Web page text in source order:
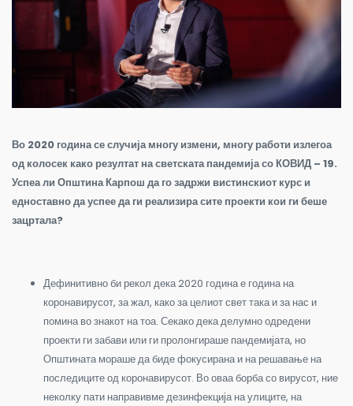
Во 2020 година се случија многу измени, многу работи излегоа
од колосек како резултат на светската пандемија со КОВИД – 19.
Успеа ли Општина Карпош да го задржи вистинскиот курс и
едноставно да успее да ги реализира сите проекти кои ги беше
зацртала?
Дефинитивно би рекол дека 2020 година е година на
коронавирусот, за жал, како за целиот свет така и за нас и
помина во знакот на тоа. Секако дека делумно одредени
проекти ги забави или ги пролонгираше пандемијата, но
Општината мораше да биде фокусирана и на решавање на
последиците од коронавирусот. Во оваа борба со вирусот, ние
неколку пати направивме дезинфекција на улиците, на